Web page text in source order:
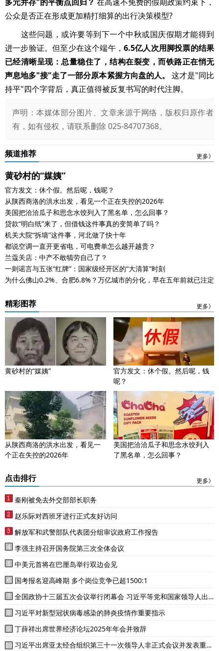
公众是否正在形成更加精打细算的出行决策模型?
这些问题，或许要等到下一个中秋或国庆假期才能得到
进一步验证。但至少在这个端午， 6.5亿人次用脚投票的结果
已经清晰呈现：总量稳住了，结构在裂变，而铁路正在悄无
声息地多"接"走了一部分原本紧握方向盘的人。
这才是"同比
持平"四个字背后，真正值得被反复书写的时代注脚。
声明：本媒体部分图片、文章来源于网络，版权归原作者
有，如有侵权，请联系删除 025-84707368。
频道推荐 更多》
黄砂村的“媒姨”
官方发文：休个假。然后呢，钱呢？
从陕西商洛的洪水出发，看见一个正在失控的2026年
美国把洽洽瓜子和思念水饺列入了黑名单，怎么回事？
贷款“明白纸”来了，但借钱这件事真的变简单了吗？
机关大院“拆墙”这件事，河北做了快十年
都说空调一直开更省电，可电费单怎么越开越贵？
兰蔻关店：中产不敢犒劳自己了？
一则谣言与五张“红牌”：国家级经开区的“大清算”时刻
为什么佛山0.2%、合肥6.8%？万亿城市的分化，早在五年前就已注定
精彩图荐 更多》
黄砂村的“媒姨”
官方发文：休个假。然后呢，钱
呢？
从陕西商洛的洪水出发，看见一
个正在失控的2026年
美国把洽洽瓜子和思念水饺列入
了黑名单，怎么回事？
点击排行 更多》
秦刚被免去外交部部长职务
赵乐际对西班牙进行正式友好访问
解放军和武警部队代表团分组审议政府工作报告
李强主持召开国务院第三次全体会议
中美元首将在巴厘岛举行双边会见
国考报名迎高峰期 多个岗位竞争已超1500:1
全国政协十三届五次会议举行闭幕会 习近平等党和国家领导人出
席
习近平对新型冠状病毒感染的肺炎疫情作重要指示
丁薛祥出席世界经济论坛2025年年会并致辞
习近平出席亚太经合组织第三十一次领导人非正式会议并发表重要